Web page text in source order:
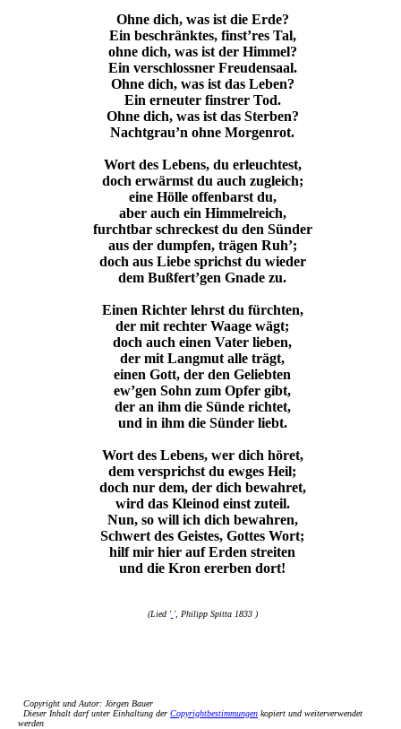
Ohne dich, was ist die Erde?
Ein beschränktes, finst’res Tal,
ohne dich, was ist der Himmel?
Ein verschlossner Freudensaal.
Ohne dich, was ist das Leben?
Ein erneuter finstrer Tod.
Ohne dich, was ist das Sterben?
Nachtgrau’n ohne Morgenrot.
Wort des Lebens, du erleuchtest,
doch erwärmst du auch zugleich;
eine Hölle offenbarst du,
aber auch ein Himmelreich,
furchtbar schreckest du den Sünder
aus der dumpfen, trägen Ruh’;
doch aus Liebe sprichst du wieder
dem Bußfert’gen Gnade zu.
Einen Richter lehrst du fürchten,
der mit rechter Waage wägt;
doch auch einen Vater lieben,
der mit Langmut alle trägt,
einen Gott, der den Geliebten
ew’gen Sohn zum Opfer gibt,
der an ihm die Sünde richtet,
und in ihm die Sünder liebt.
Wort des Lebens, wer dich höret,
dem versprichst du ewges Heil;
doch nur dem, der dich bewahret,
wird das Kleinod einst zuteil.
Nun, so will ich dich bewahren,
Schwert des Geistes, Gottes Wort;
hilf mir hier auf Erden streiten
und die Kron ererben dort!
(Lied ' ', Philipp Spitta 1833 )
Copyright und Autor: Jörgen Bauer
Dieser Inhalt darf unter Einhaltung der Copyrightbestimmungen kopiert und weiterverwendet
werden